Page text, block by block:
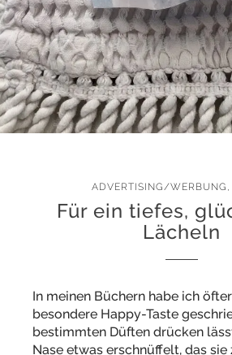
ADVERTISING/WERBUNG ,
Für ein tiefes,
Lächeln
In meinen Büchern habe ich
besondere Happy-Taste
bestimmten Düften drücken
Nase etwas erschnüffelt, das